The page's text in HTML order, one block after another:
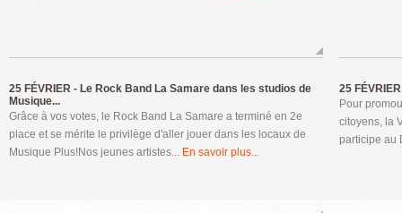
25 FÉVRIER - Le Rock Band La Samare dans les studios de
Musique...
Grâce à vos votes, le Rock Band La Samare a terminé en 2e
place et se mérite le privilège d'aller jouer dans les locaux de
Musique Plus!Nos jeunes artistes... En savoir plus...
25
Pour
citoyens, la
participe au